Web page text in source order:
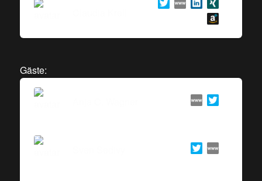
Gäste: